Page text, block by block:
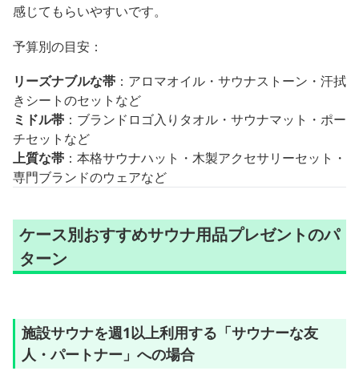
感じてもらいやすいです。
予算別の目安：
リーズナブルな帯 ：アロマオイル・サウナストーン・汗拭
きシートのセットなど
ミドル帯 ：ブランドロゴ入りタオル・サウナマット・ポー
チセットなど
上質な帯 ：本格サウナハット・木製アクセサリーセット・
専門ブランドのウェアなど
ケース別おすすめサウナ用品プレゼントのパ
ターン
施設サウナを週1以上利用する「サウナーな友
人・パートナー」への場合